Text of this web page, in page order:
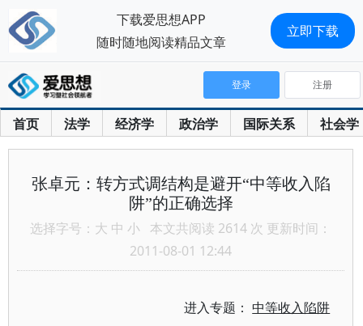
首页 法学 经济学 政治学 国际关系 社会学
登录 注册
张卓元：转方式调结构是避开“中等收入陷
阱”的正确选择
选择字号： 大 中 小 本文共阅读 2614 次 更新时间：
2011-08-01 12:44
进入专题：中等收入陷阱
下载爱思想APP
随时随地阅读精品文章
立即下载